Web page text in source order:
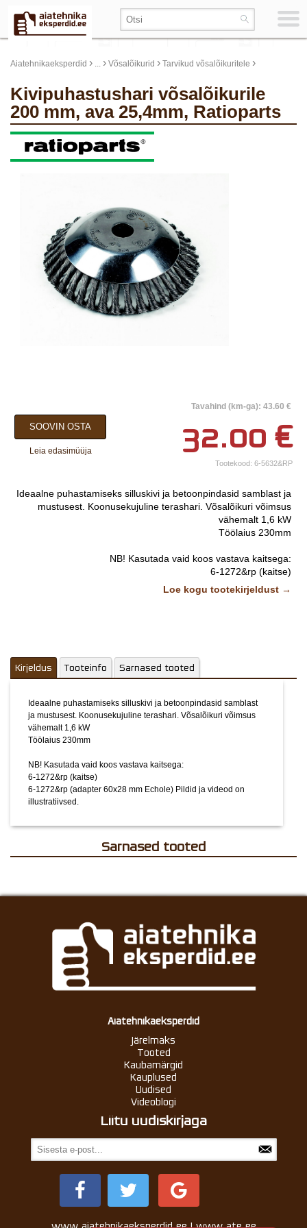
Aiatehnikaeksperdid › ... › Võsalõikurid › Tarvikud võsalõikuritele ›
Kivipuhastushari võsalõikurile
200 mm, ava 25,4mm, Ratioparts
×
Teie nimi*
Ettevõtte nimi.
Telefon*
E-post*
Vali lähim keskus*
Lisainfo
Tavahind (km-ga): 43.60 €
32.00 €
SOOVIN OSTA
Leia edasimüüja
Tootekood: 6-5632&RP
Ideaalne puhastamiseks silluskivi ja betoonpindasid samblast ja
mustusest. Koonusekujuline terashari. Võsalõikuri võimsus
vähemalt 1,6 kW
Töölaius 230mm
NB! Kasutada vaid koos vastava kaitsega:
6-1272&rp (kaitse)
6-1272&rp (adapter 60x28 mm Echole) Pildid ja videod on
illustratiivsed.
Loe kogu tootekirjeldust →
Kirjeldus Tooteinfo Sarnased tooted
Ideaalne puhastamiseks silluskivi ja betoonpindasid samblast
ja mustusest. Koonusekujuline terashari. Võsalõikuri võimsus
vähemalt 1,6 kW
Töölaius 230mm
NB! Kasutada vaid koos vastava kaitsega:
6-1272&rp (kaitse)
6-1272&rp (adapter 60x28 mm Echole) Pildid ja videod on
illustratiivsed.
Sarnased tooted
Aiatehnikaeksperdid
Järelmaks
Tooted
Kaubamärgid
Kauplused
Uudised
Videoblogi
Liitu uudiskirjaga
www.aiatehnikaeksperdid.ee | www.ate.ee